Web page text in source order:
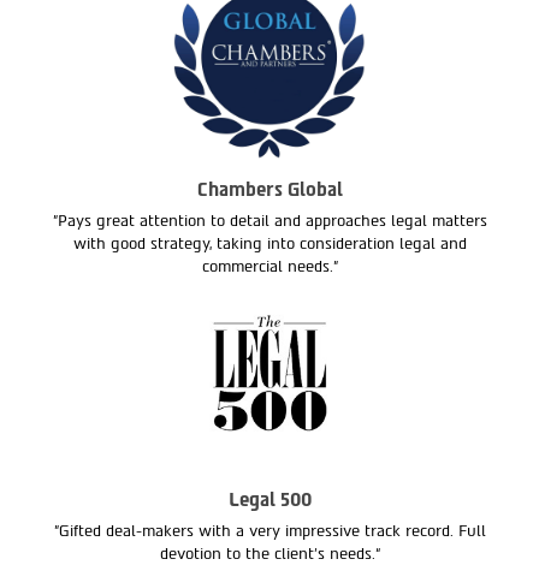
Chambers Global
"Pays great attention to detail and approaches legal matters
with good strategy, taking into consideration legal and
commercial needs."
Legal 500
"Gifted deal-makers with a very impressive track record. Full
devotion to the client’s needs.“